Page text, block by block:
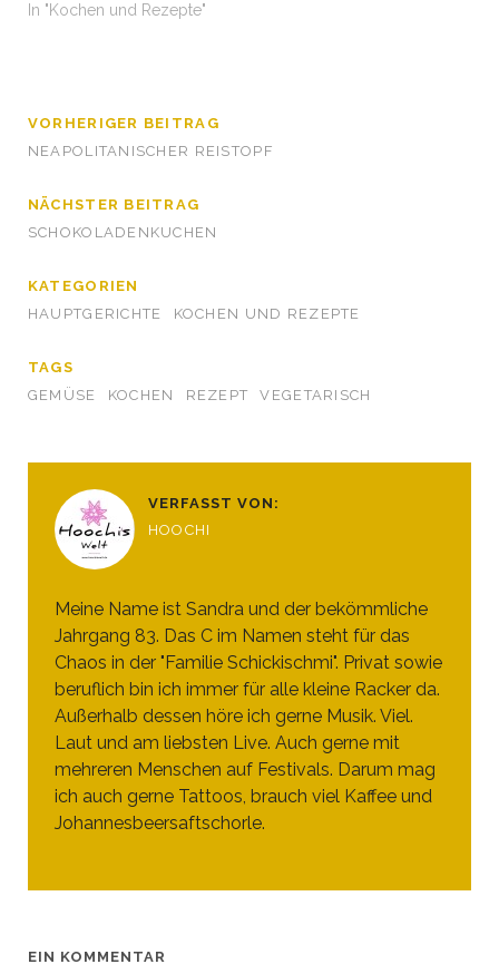
In "Kochen und Rezepte"
VORHERIGER BEITRAG
NEAPOLITANISCHER REISTOPF
NÄCHSTER BEITRAG
SCHOKOLADENKUCHEN
KATEGORIEN
HAUPTGERICHTE
KOCHEN UND REZEPTE
TAGS
GEMÜSE
KOCHEN REZEPT VEGETARISCH
VERFASST VON:
HOOCHI
Meine Name ist Sandra und der bekömmliche
Jahrgang 83. Das C im Namen steht für das
Chaos in der "Familie Schickischmi". Privat sowie
beruflich bin ich immer für alle kleine Racker da.
Außerhalb dessen höre ich gerne Musik. Viel.
Laut und am liebsten Live. Auch gerne mit
mehreren Menschen auf Festivals. Darum mag
ich auch gerne Tattoos, brauch viel Kaffee und
Johannesbeersaftschorle.
EIN KOMMENTAR